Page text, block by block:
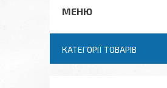
КАТЕГОРІЇ ТОВАРІВ